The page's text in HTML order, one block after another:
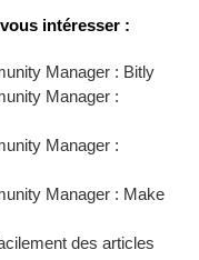
intéresser :
Manager : Bitly
Manager :
Manager :
Manager : Make
des articles